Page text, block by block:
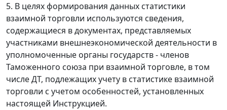
5. В целях формирования данных статистики
взаимной торговли используются сведения,
содержащиеся в документах, представляемых
участниками внешнеэкономической деятельности в
уполномоченные органы государств - членов
Таможенного союза при взаимной торговле, в том
числе ДТ, подлежащих учету в статистике взаимной
торговли с учетом особенностей, установленных
настоящей Инструкцией.